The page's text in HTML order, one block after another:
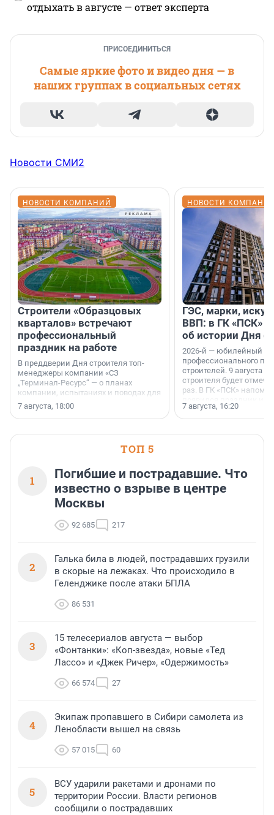
отдыхать в августе — ответ эксперта
ПРИСОЕДИНИТЬСЯ
Самые яркие фото и видео дня — в
наших группах в социальных сетях
Новости СМИ2
НОВОСТИ КОМПАНИЙ
Строители «Образцовых
кварталов» встречают
профессиональный
праздник на работе
В преддверии Дня строителя топ-
менеджеры компании «СЗ
„Терминал-Ресурс“ — о планах
компании, испытаниях и поводах для
осторожного оптимизма.
7 августа, 18:00
НОВОСТИ
ГЭС, марки,
ВВП: в ГК «ПСК»
об истории Дня
2026-й — юбилейный
профессионального
строителей. 9 августа
строителя будет
раз. В ГК «ПСК»
поменялась роль
7 августа, 16:20
ТОП 5
1
Погибшие и пострадавшие. Что
известно о взрыве в центре
Москвы
92 685 217
2
Галька била в людей, пострадавших грузили
в скорые на лежаках. Что происходило в
Геленджике после атаки БПЛА
86 531
3
15 телесериалов августа — выбор
«Фонтанки»: «Коп-звезда», новые «Тед
Лассо» и «Джек Ричер», «Одержимость»
66 574 27
4
Экипаж пропавшего в Сибири самолета из
Ленобласти вышел на связь
57 015 60
5
ВСУ ударили ракетами и дронами по
территории России. Власти регионов
сообщили о пострадавших